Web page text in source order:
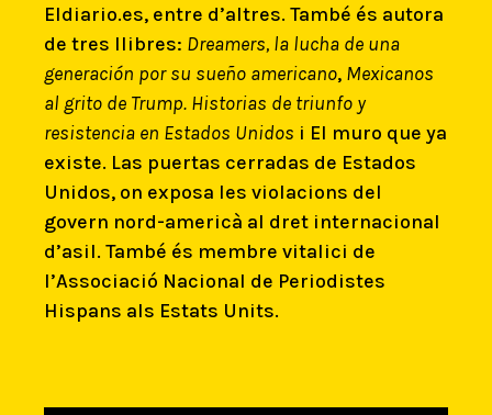
Eldiario.es, entre d’altres. També és autora
de tres llibres: Dreamers, la lucha de una
generación por su sueño americano, Mexicanos
al grito de Trump. Historias de triunfo y
resistencia en Estados Unidos i El muro que ya
existe. Las puertas cerradas de Estados
Unidos, on exposa les violacions del
govern nord-americà al dret internacional
d’asil. També és membre vitalici de
l’Associació Nacional de Periodistes
Hispans als Estats Units.